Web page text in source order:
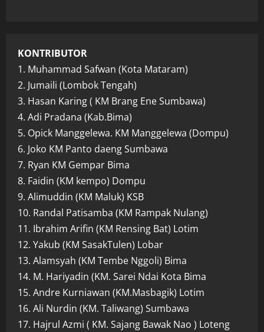
KONTRIBUTOR
1. Muhammad Safwan (Kota Mataram)
2. Jumaili (Lombok Tengah)
3. Hasan Karing ( KM Brang Ene Sumbawa)
4. Adi Pradana (Kab.Bima)
5. Opick Manggelewa. KM Manggelewa (Dompu)
6. Joko KM Panto daeng Sumbawa
7. Ryan KM Gempar Bima
8. Faidin (KM kempo) Dompu
9. Alimuddin (KM Maluk) KSB
10. Randal Patisamba (KM Rampak Nulang)
11. Ibrahim Arifin (KM Rensing Bat) Lotim
12. Yakub (KM SasakTulen) Lobar
13. Alamsyah (KM Tembe Nggoli) Bima
14. M. Hariyadin (KM. Sarei Ndai Kota Bima
15. Andre Kurniawan (KM.Masbagik) Lotim
16. Ali Nurdin (KM. Taliwang) Sumbawa
17. Hajrul Azmi ( KM. Sajang Bawak Nao ) Loteng